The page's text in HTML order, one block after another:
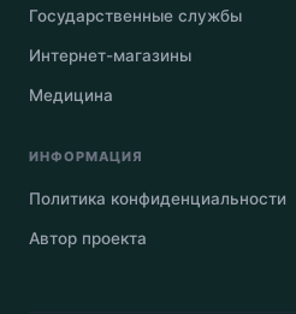
Государственные службы
Интернет-магазины
Медицина
ИНФОРМАЦИЯ
Политика конфиденциальности
Автор проекта